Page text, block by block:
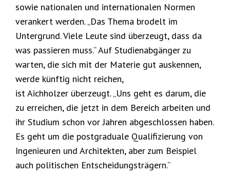
sowie nationalen und internationalen Normen
verankert werden. „Das Thema brodelt im
Untergrund. Viele Leute sind überzeugt, dass da
was passieren muss.“ Auf Studienabgänger zu
warten, die sich mit der Materie gut auskennen,
werde künftig nicht reichen,
ist Aichholzer überzeugt. „Uns geht es darum, die
zu erreichen, die jetzt in dem Bereich arbeiten und
ihr Studium schon vor Jahren abgeschlossen haben.
Es geht um die postgraduale Qualifizierung von
Ingenieuren und Architekten, aber zum Beispiel
auch politischen Entscheidungsträgern.“